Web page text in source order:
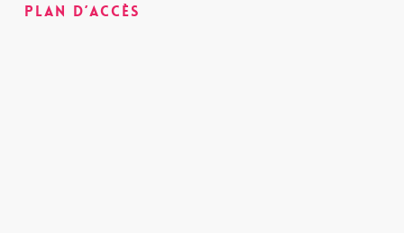
Plan d’accès